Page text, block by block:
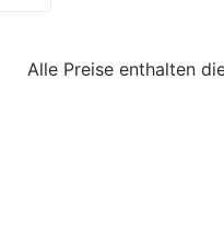
Alle Preise enthalten